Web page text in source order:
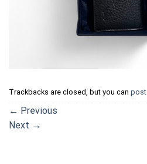
Trackbacks are closed, but you can post
← Previous
Next →